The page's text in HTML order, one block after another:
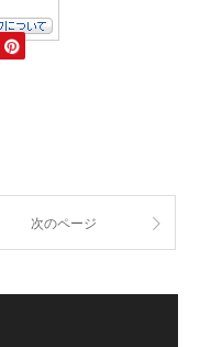
次のページ